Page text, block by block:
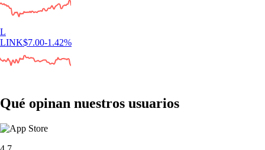
L
LINK$7.00-1.42%
Qué opinan nuestros usuarios